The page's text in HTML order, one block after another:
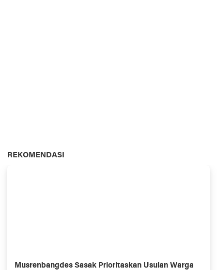
REKOMENDASI
Musrenbangdes Sasak Prioritaskan Usulan Warga